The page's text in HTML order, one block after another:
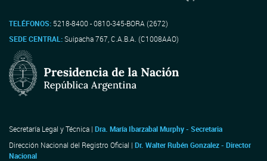
TELÉFONOS: 5218-8400 - 0810-345-BORA (2672)
SEDE CENTRAL:Suipacha 767, C.A.B.A. (C1008AAO)
Secretaría Legal y Técnica | Dra. María Ibarzabal Murphy - Secretaria
Dirección Nacional del Registro Oficial | Dr. Walter Rubén Gonzalez - Director
Nacional